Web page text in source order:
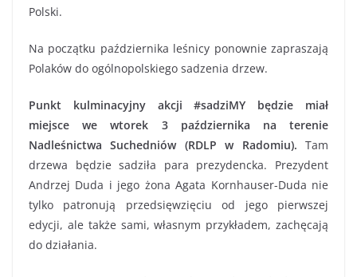
Polski.
Na początku października leśnicy ponownie zapraszają
Polaków do ogólnopolskiego sadzenia drzew.
Punkt kulminacyjny akcji #sadziMY będzie miał
miejsce we wtorek 3 października na terenie
Nadleśnictwa Suchedniów (RDLP w Radomiu). Tam
drzewa będzie sadziła para prezydencka. Prezydent
Andrzej Duda i jego żona Agata Kornhauser-Duda nie
tylko patronują przedsięwzięciu od jego pierwszej
edycji, ale także sami, własnym przykładem, zachęcają
do działania.